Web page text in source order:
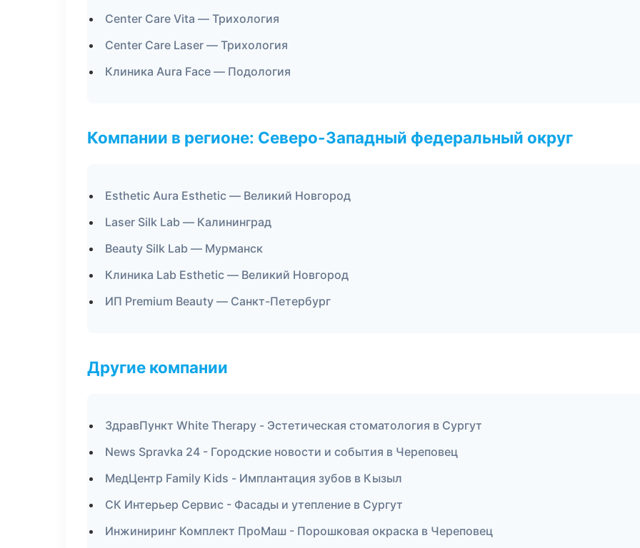
Center Care Vita — Трихология
Center Care Laser — Трихология
Клиника Aura Face — Подология
Компании в регионе: Северо-Западный федеральный округ
Esthetic Aura Esthetic — Великий Новгород
Laser Silk Lab — Калининград
Beauty Silk Lab — Мурманск
Клиника Lab Esthetic — Великий Новгород
ИП Premium Beauty — Санкт-Петербург
Другие компании
ЗдравПункт White Therapy - Эстетическая стоматология в Сургут
News Spravka 24 - Городские новости и события в Череповец
МедЦентр Family Kids - Имплантация зубов в Кызыл
СК Интерьер Сервис - Фасады и утепление в Сургут
Инжиниринг Комплект ПроМаш - Порошковая окраска в Череповец